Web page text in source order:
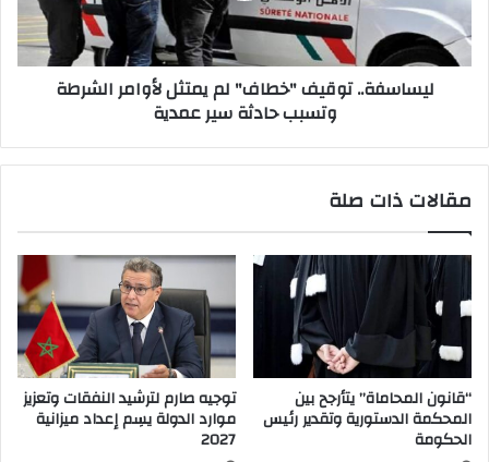
ليساسفة.. توقيف "خطاف" لم يمتثل لأوامر الشرطة
وتسبب حادثة سير عمدية
مقالات ذات صلة
“قانون المحاماة” يتأرجح بين
المحكمة الدستورية وتقدير رئيس
الحكومة
توجيه صارم لترشيد النفقات وتعزيز
موارد الدولة يسِم إعداد ميزانية
2027